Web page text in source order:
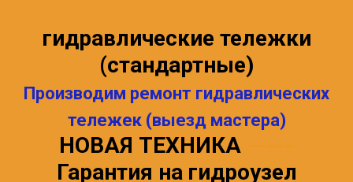
гидравлические тележки
(стандартные)
Производим ремонт гидравлических
тележек (выезд мастера)
НОВАЯ ТЕХНИКА
Гарантия на гидроузел